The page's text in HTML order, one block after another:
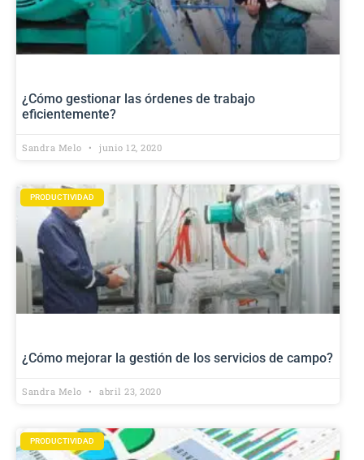
¿Cómo gestionar las órdenes de trabajo
eficientemente?
Sandra Melo junio 12, 2020
PRODUCTIVIDAD
¿Cómo mejorar la gestión de los servicios de campo?
Sandra Melo abril 23, 2020
PRODUCTIVIDAD